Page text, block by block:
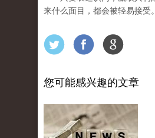
来什么面目，都会被轻易接受。
您可能感兴趣的文章